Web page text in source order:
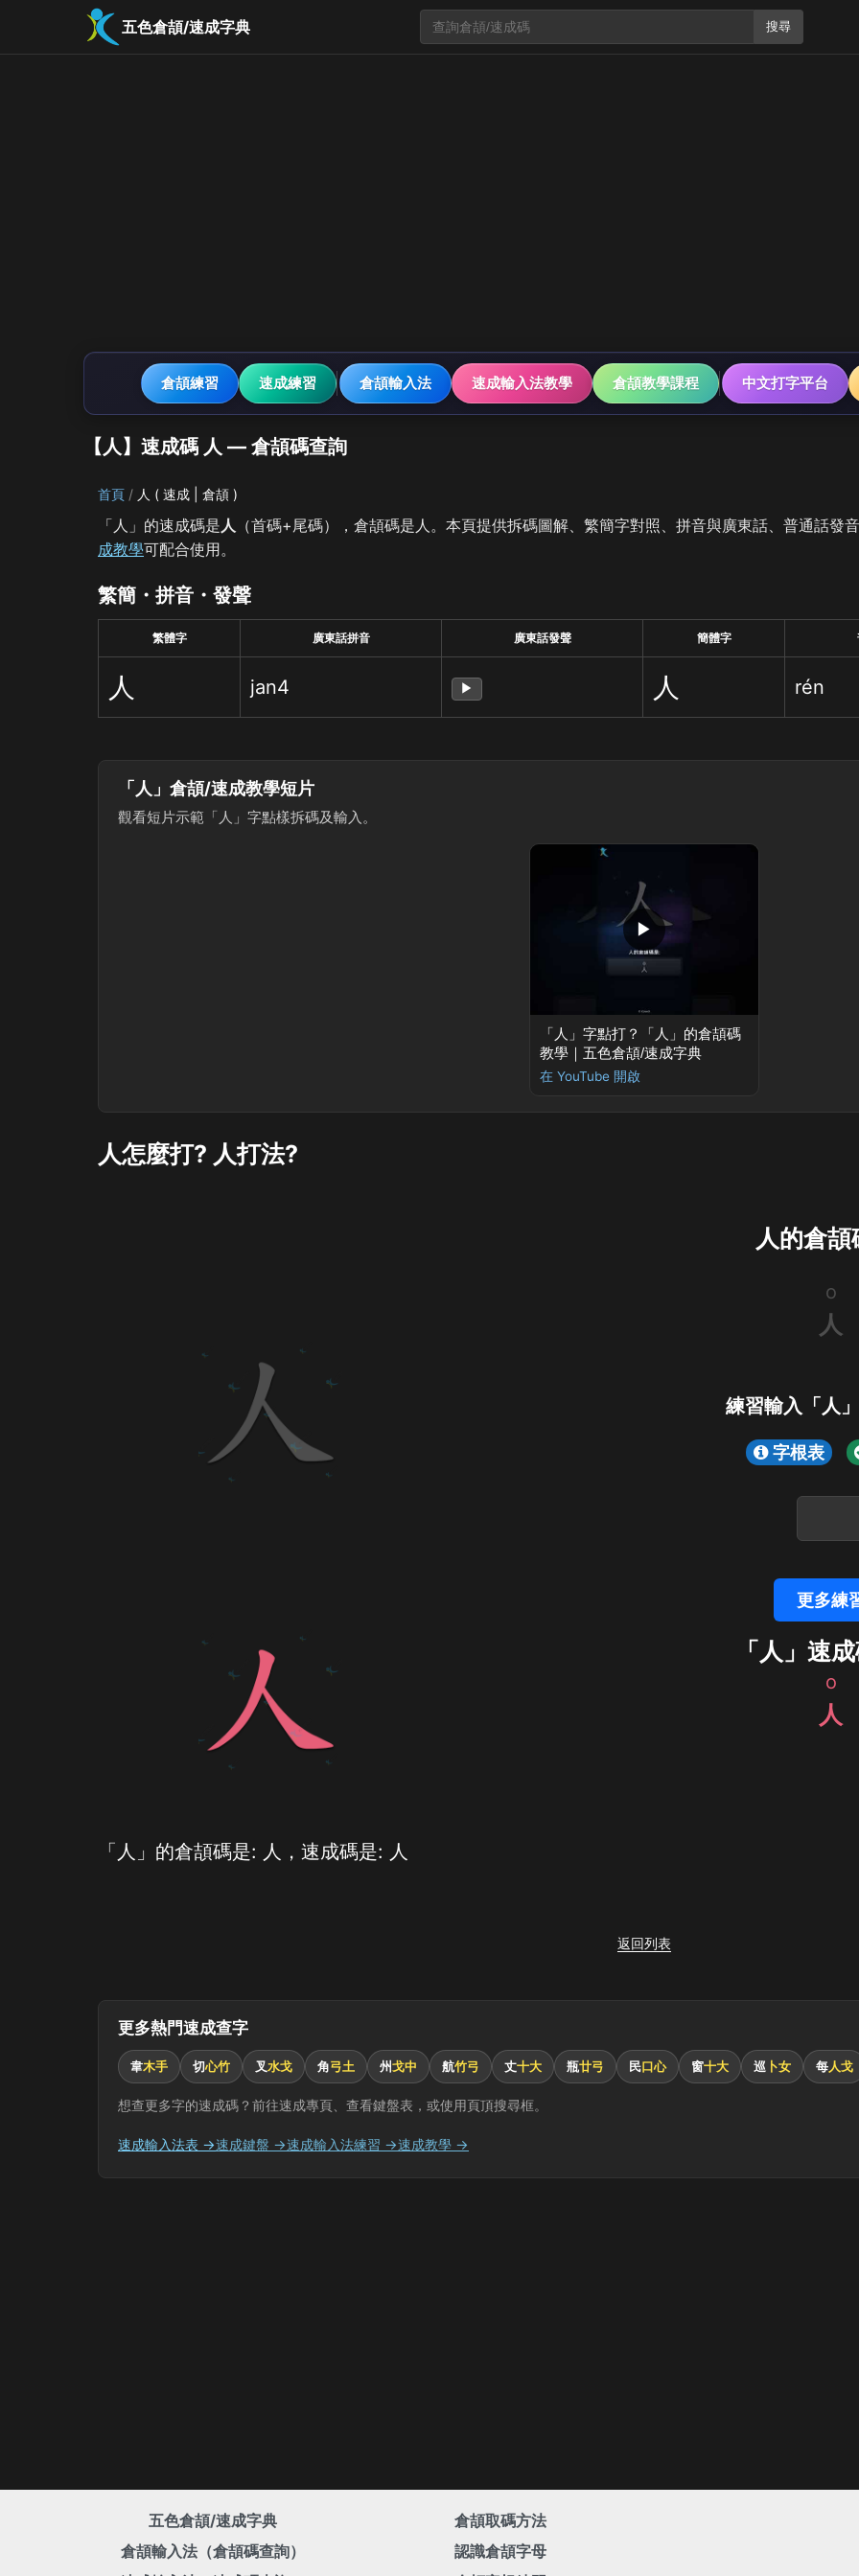
五色倉頡/速成字典 搜尋
倉頡練習 速成練習 倉頡輸入法 速成輸入法教學 倉頡教學課程 中文打字平台
【人】速成碼 人 — 倉頡碼查詢
首頁 人 ( 速成 | 倉頡 )
「人」的速成碼是人 （首碼+尾碼），倉頡碼是人。本頁提供拆碼圖解、繁簡字對照、拼音與廣東話、普通話發
成教學可配合使用。
繁簡・拼音・發聲
繁體字 廣東話拼音 廣東話發聲 簡體字
人 jan4 ▶ 人 rén
「人」倉頡/速成教學短片
觀看短片示範「人」字點樣拆碼及輸入。
▶
「人」字點打？「人」的倉頡碼
教學｜五色倉頡/速成字典
在 YouTube 開啟
人怎麼打? 人打法?
人的倉
o
人
練習輸入「人
字根表
更多練
「人」速
o
人
「人」的倉頡碼是: 人，速成碼是: 人
返回列表
更多熱門速成查字
韋木手 切心竹 叉水戈 角弓土 州戈中 航竹弓 丈十大 瓶廿弓 民口心 窗十大 巡 卜女 每人戈
想查更多字的速成碼？前往速成專頁、查看鍵盤表，或使用頁頂搜尋框。
速成輸入法表 →速成鍵盤 →速成輸入法練習 →速成教學 →
五色倉頡/速成字典
倉頡輸入法（倉頡碼查詢）
倉頡取碼方法
認識倉頡字母